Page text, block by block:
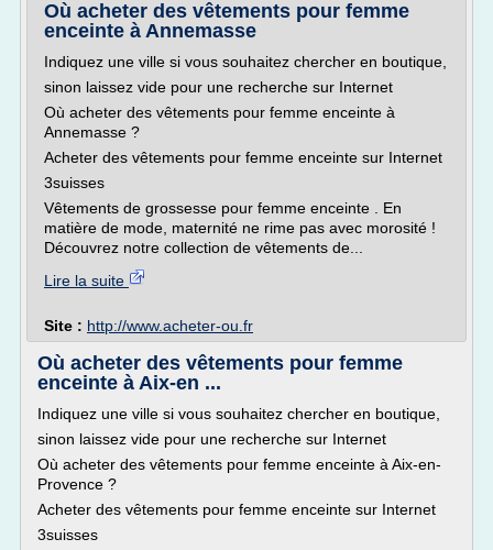
Où acheter des vêtements pour femme
enceinte à Annemasse
Indiquez une ville si vous souhaitez chercher en boutique,
sinon laissez vide pour une recherche sur Internet
Où acheter des vêtements pour femme enceinte à
Annemasse ?
Acheter des vêtements pour femme enceinte sur Internet
3suisses
Vêtements de grossesse pour femme enceinte . En
matière de mode, maternité ne rime pas avec morosité !
Découvrez notre collection de vêtements de...
Lire la suite
Site : http://www.acheter-ou.fr
Où acheter des vêtements pour femme
enceinte à Aix-en ...
Indiquez une ville si vous souhaitez chercher en boutique,
sinon laissez vide pour une recherche sur Internet
Où acheter des vêtements pour femme enceinte à Aix-en-
Provence ?
Acheter des vêtements pour femme enceinte sur Internet
3suisses